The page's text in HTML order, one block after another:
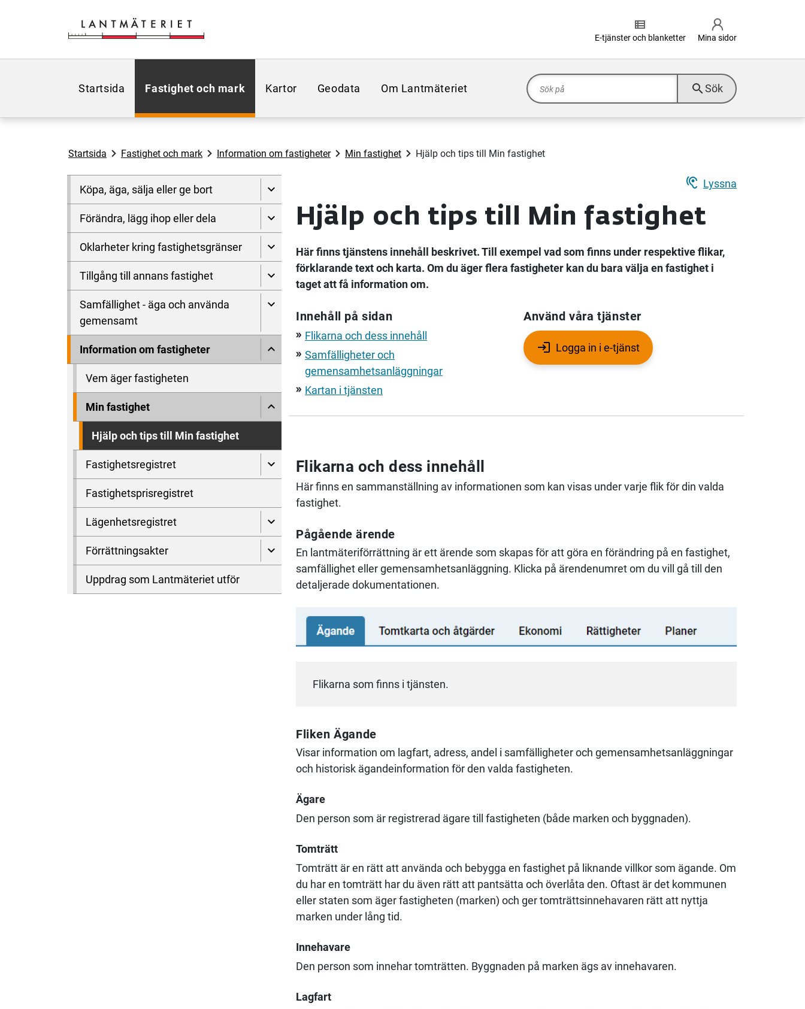
view_list
E-tjänster och blanketter Mina sidor
Startsida Fastighet och mark Kartor Geodata Om Lantmäteriet search Sök
Startsida Fastighet och mark Information om fastigheter Min fastighet Hjälp och tips till Min fastighet
Köpa, äga, sälja eller ge bort
Förändra, lägg ihop eller dela
Oklarheter kring fastighetsgränser
Tillgång till annans fastighet
Samfällighet - äga och använda
gemensamt
Information om fastigheter
Vem äger fastigheten
Min fastighet
Hjälp och tips till Min fastighet
Fastighetsregistret
Fastighetsprisregistret
Lägenhetsregistret
Förrättningsakter
Uppdrag som Lantmäteriet utför
hearing Lyssna
Hjälp och tips till Min fastighet
Här finns tjänstens innehåll beskrivet. Till exempel vad som finns under respektive flikar,
förklarande text och karta. Om du äger flera fastigheter kan du bara välja en fastighet i
taget att få information om.
Innehåll på sidan
double_arrow Flikarna och dess innehåll
double_arrow Samfälligheter och
gemensamhetsanläggningar
double_arrow Kartan i tjänsten
Använd våra tjänster
Logga in i e-tjänst
Flikarna och dess innehåll
Här finns en sammanställning av informationen som kan visas under varje flik för din valda
fastighet.
Pågående ärende
En lantmäteriförrättning är ett ärende som skapas för att göra en förändring på en fastighet,
samfällighet eller gemensamhetsanläggning. Klicka på ärendenumret om du vill gå till den
detaljerade dokumentationen.
Flikarna som finns i tjänsten.
Fliken Ägande
Visar information om lagfart, adress, andel i samfälligheter och gemensamhetsanläggningar
och historisk ägandeinformation för den valda fastigheten.
Ägare
Den person som är registrerad ägare till fastigheten (både marken och byggnaden).
Tomträtt
Tomträtt är en rätt att använda och bebygga en fastighet på liknande villkor som ägande. Om
du har en tomträtt har du även rätt att pantsätta och överlåta den. Oftast är det kommunen
eller staten som äger fastigheten (marken) och ger tomträttsinnehavaren rätt att nyttja
marken under lång tid.
Innehavare
Den person som innehar tomträtten. Byggnaden på marken ägs av innehavaren.
Lagfart